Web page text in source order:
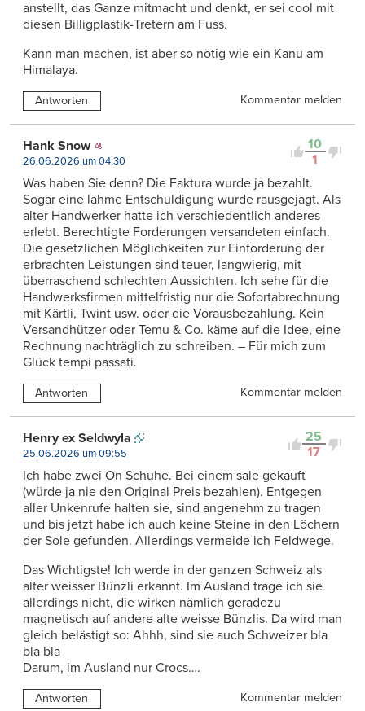
anstellt, das Ganze mitmacht und denkt, er sei cool mit
diesen Billigplastik-Tretern am Fuss.
Kann man machen, ist aber so nötig wie ein Kanu am
Himalaya.
Antworten Kommentar melden
10
1
Hank Snow
26.06.2026 um 04:30
Was haben Sie denn? Die Faktura wurde ja bezahlt.
Sogar eine lahme Entschuldigung wurde rausgejagt. Als
alter Handwerker hatte ich verschiedentlich anderes
erlebt. Berechtigte Forderungen versandeten einfach.
Die gesetzlichen Möglichkeiten zur Einforderung der
erbrachten Leistungen sind teuer, langwierig, mit
überraschend schlechten Aussichten. Ich sehe für die
Handwerksfirmen mittelfristig nur die Sofortabrechnung
mit Kärtli, Twint usw. oder die Vorausbezahlung. Kein
Versandhützer oder Temu & Co. käme auf die Idee, eine
Rechnung nachträglich zu schreiben. – Für mich zum
Glück tempi passati.
Antworten Kommentar melden
25
17
Henry ex Seldwyla
25.06.2026 um 09:55
Ich habe zwei On Schuhe. Bei einem sale gekauft
(würde ja nie den Original Preis bezahlen). Entgegen
aller Unkenrufe halten sie, sind angenehm zu tragen
und bis jetzt habe ich auch keine Steine in den Löchern
der Sole gefunden. Allerdings vermeide ich Feldwege.
Das Wichtigste! Ich werde in der ganzen Schweiz als
alter weisser Bünzli erkannt. Im Ausland trage ich sie
allerdings nicht, die wirken nämlich geradezu
magnetisch auf andere alte weisse Bünzlis. Da wird man
gleich belästigt so: Ahhh, sind sie auch Schweizer bla
bla bla
Darum, im Ausland nur Crocs….
Antworten
Kommentar melden